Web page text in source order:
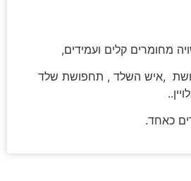
מחומרים קלים ועמידים,
,איש השלד , תחפושת שלד
כאחד.